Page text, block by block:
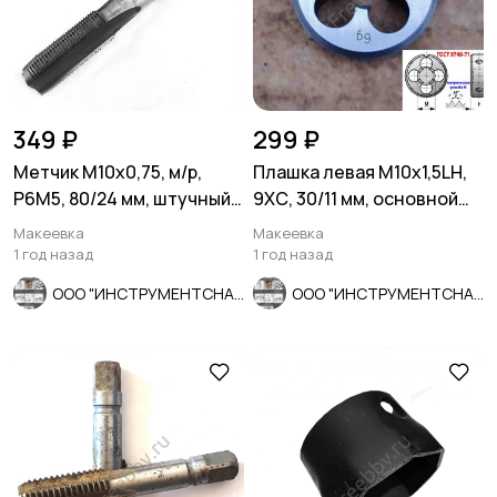
349 ₽
Метчик М10х0,75, м/р,
Р6М5, 80/24 мм, штучный,
мелкий шаг, шлиф, СССР.
Макеевка
1 год назад
299 ₽
Плашка левая М10х1,5LH,
9ХС, 30/11 мм, основной
шаг, ГОСТ 9740-71
Макеевка
1 год назад